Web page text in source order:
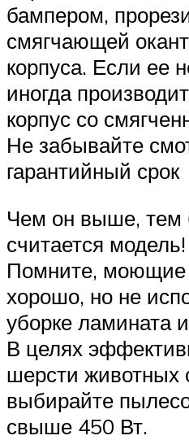
бампером,
смягчающей
корпуса. Если ее
иногда
корпус со
Не забывайте
гарантийный срок
Чем он выше, тем
считается модель!
Помните, моющие
хорошо, но не
уборке ламината
В целях
шерсти животных
выбирайте
свыше 450 Вт.